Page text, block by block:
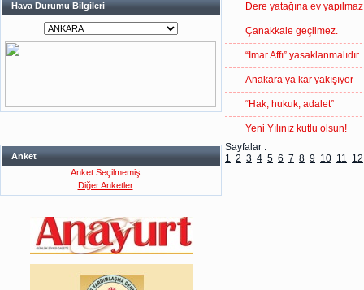
Hava Durumu Bilgileri
Anket
Anket Seçilmemiş
Diğer Anketler
Dere yatağına ev
Çanakkale geçilmez.
“İmar Affı” yasaklanmalıdır
Anakara’ya kar yakışıyor
“Hak, hukuk, adalet”
Yeni Yılınız kutlu olsun!
Sayfalar :
1 2 3 4 5 6 7 8 9 10 11 12